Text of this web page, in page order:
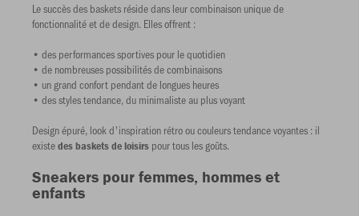
Le succès des baskets réside dans leur combinaison unique de
fonctionnalité et de design. Elles offrent :
• des performances sportives pour le quotidien
• de nombreuses possibilités de combinaisons
• un grand confort pendant de longues heures
• des styles tendance, du minimaliste au plus voyant
Design épuré, look d'inspiration rétro ou couleurs tendance voyantes : il
existedes baskets de loisirs pour tous les goûts.
Sneakers pour femmes, hommes et
enfants